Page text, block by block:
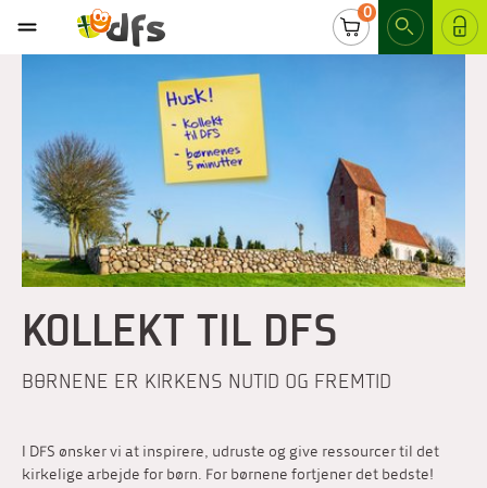
0
LOG IND
KOLLEKT TIL DFS
BØRNENE ER KIRKENS NUTID OG FREMTID
I DFS ønsker vi at inspirere, udruste og give ressourcer til det
kirkelige arbejde for børn. For børnene fortjener det bedste!